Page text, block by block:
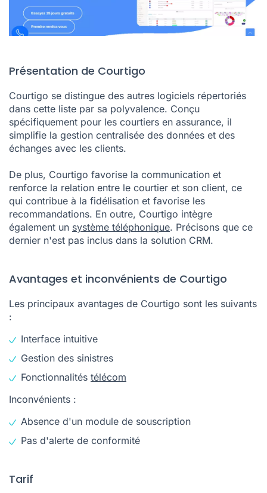
Présentation de Courtigo
Courtigo se distingue des autres logiciels répertoriés
dans cette liste par sa polyvalence. Conçu
spécifiquement pour les courtiers en assurance, il
simplifie la gestion centralisée des données et des
échanges avec les clients.
De plus, Courtigo favorise la communication et
renforce la relation entre le courtier et son client, ce
qui contribue à la fidélisation et favorise les
recommandations. En outre, Courtigo intègre
également un système téléphonique. Précisons que ce
dernier n'est pas inclus dans la solution CRM.
Avantages et inconvénients de Courtigo
Les principaux avantages de Courtigo sont les suivants
:
Interface intuitive
Gestion des sinistres
Fonctionnalités télécom
Inconvénients :
Absence d'un module de souscription
Pas d'alerte de conformité
Tarif